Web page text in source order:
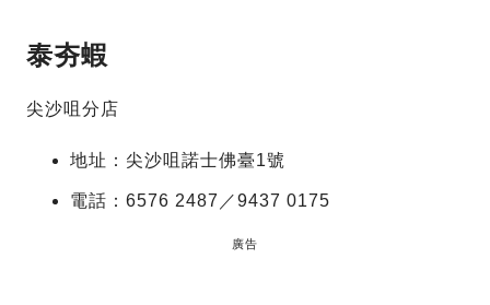
泰夯蝦
尖沙咀分店
地址：尖沙咀諾士佛臺1號
電話：6576 2487／9437 0175
廣告